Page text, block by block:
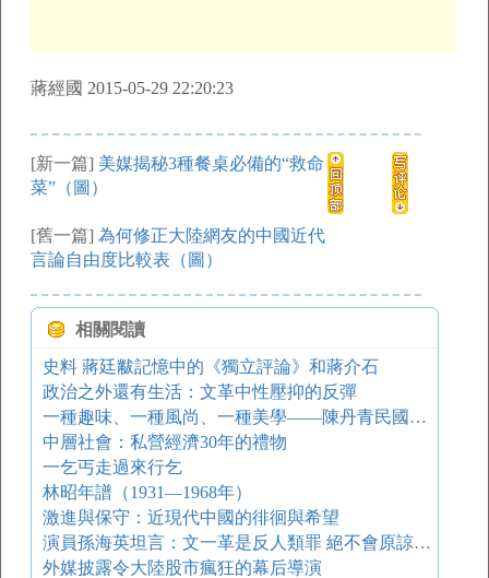
蔣經國 2015-05-29 22:20:23
[新一篇] 美媒揭秘3種餐桌必備的“救命
菜”（圖）
[舊一篇] 為何修正大陸網友的中國近代
言論自由度比較表（圖）
相關閱讀
史料 蔣廷黻記憶中的《獨立評論》和蔣介石
政治之外還有生活：文革中性壓抑的反彈
一種趣味、一種風尚、一種美學——陳丹青民國答問錄
中層社會：私營經濟30年的禮物
一乞丐走過來行乞
林昭年譜（1931―1968年）
激進與保守：近現代中國的徘徊與希望
演員孫海英坦言：文一革是反人類罪 絕不會原諒 圖
外媒披露令大陸股市瘋狂的幕后導演